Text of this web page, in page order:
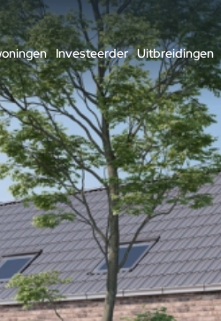
Investeerder Uitbreidingen